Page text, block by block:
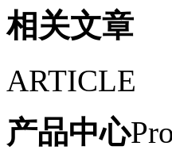
相关文章
ARTICLE
产品中心